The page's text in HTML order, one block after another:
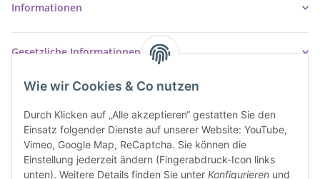
Wie wir Cookies & Co nutzen
Durch Klicken auf „Alle akzeptieren“ gestatten Sie den
Einsatz folgender Dienste auf unserer Website: YouTube,
Vimeo, Google Map, ReCaptcha. Sie können die
Einstellung jederzeit ändern (Fingerabdruck-Icon links
unten). Weitere Details finden Sie unter Konfigurieren und
Informationen
Gesetzliche Informationen